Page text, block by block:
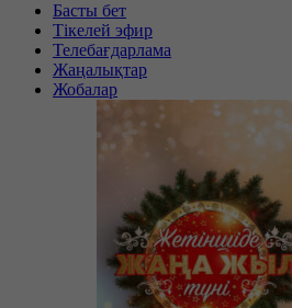
Басты бет
Тікелей эфир
Телебағдарлама
Жаңалықтар
Жобалар